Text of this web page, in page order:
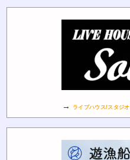
→ ライブハウス/スタジオ